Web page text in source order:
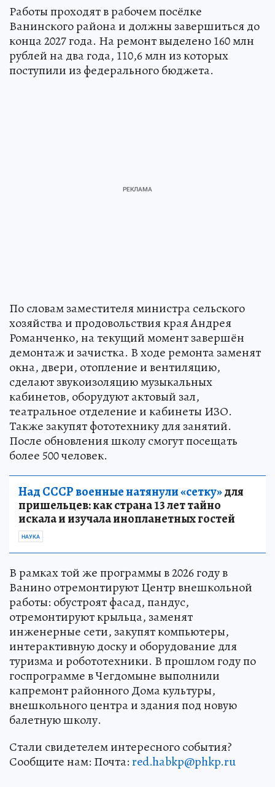
Работы проходят в рабочем посёлке
Ванинского района и должны завершиться до
конца 2027 года. На ремонт выделено 160 млн
рублей на два года, 110,6 млн из которых
поступили из федерального бюджета.
По словам заместителя министра сельского
хозяйства и продовольствия края Андрея
Романченко, на текущий момент завершён
демонтаж и зачистка. В ходе ремонта заменят
окна, двери, отопление и вентиляцию,
сделают звукоизоляцию музыкальных
кабинетов, оборудуют актовый зал,
театральное отделение и кабинеты ИЗО.
Также закупят фототехнику для занятий.
После обновления школу смогут посещать
более 500 человек.
Над СССР военные натянули «сетку»для
пришельцев: как страна 13 лет тайно
искала и изучала инопланетных гостей
НАУКА
В рамках той же программы в 2026 году в
Ванино отремонтируют Центр внешкольной
работы: обустроят фасад, пандус,
отремонтируют крыльца, заменят
инженерные сети, закупят компьютеры,
интерактивную доску и оборудование для
туризма и робототехники. В прошлом году по
госпрограмме в Чегдомыне выполнили
капремонт районного Дома культуры,
внешкольного центра и здания под новую
балетную школу.
Стали свидетелем интересного события?
Сообщите нам: Почта:red.habkp@phkp.ru